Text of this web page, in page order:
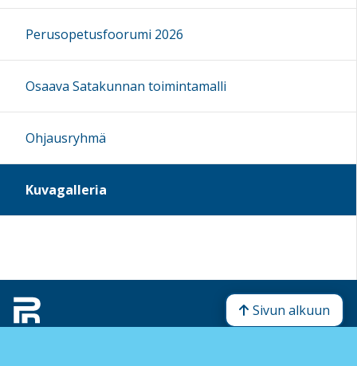
Perusopetusfoorumi 2026
Osaava Satakunnan toimintamalli
Ohjausryhmä
Kuvagalleria
Sivun alkuun